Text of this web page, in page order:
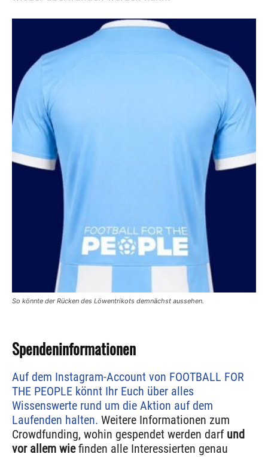
So könnte der Rücken des Löwentrikots demnächst aussehen.
Spendeninformationen
Auf dem Instagram-Account von FOOTBALL FOR
THE PEOPLE könnt Ihr Euch über alles
Wissenswerte rund um die Aktion auf dem
Laufenden halten. Weitere Informationen zum
Crowdfunding, wohin gespendet werden darf und
vor allem wiefinden alle Interessierten genau